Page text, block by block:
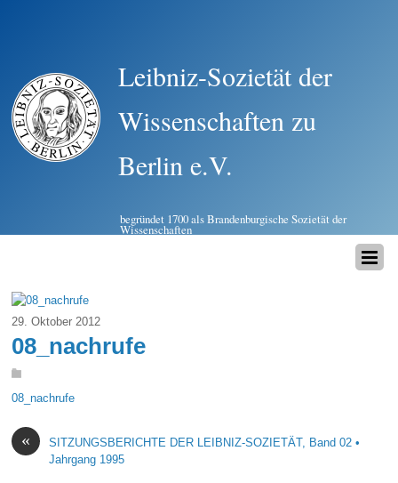
Leibniz-Sozietät der
Wissenschaften zu
Berlin e.V.
begründet 1700 als Brandenburgische Sozietät der
Wissenschaften
29. Oktober 2012
08_nachrufe
08_nachrufe
«
SITZUNGSBERICHTE DER LEIBNIZ-SOZIETÄT, Band 02 •
Jahrgang 1995